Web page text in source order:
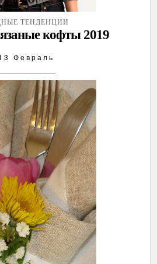
ТЕНДЕНЦИИ
кофты 2019
Февраль